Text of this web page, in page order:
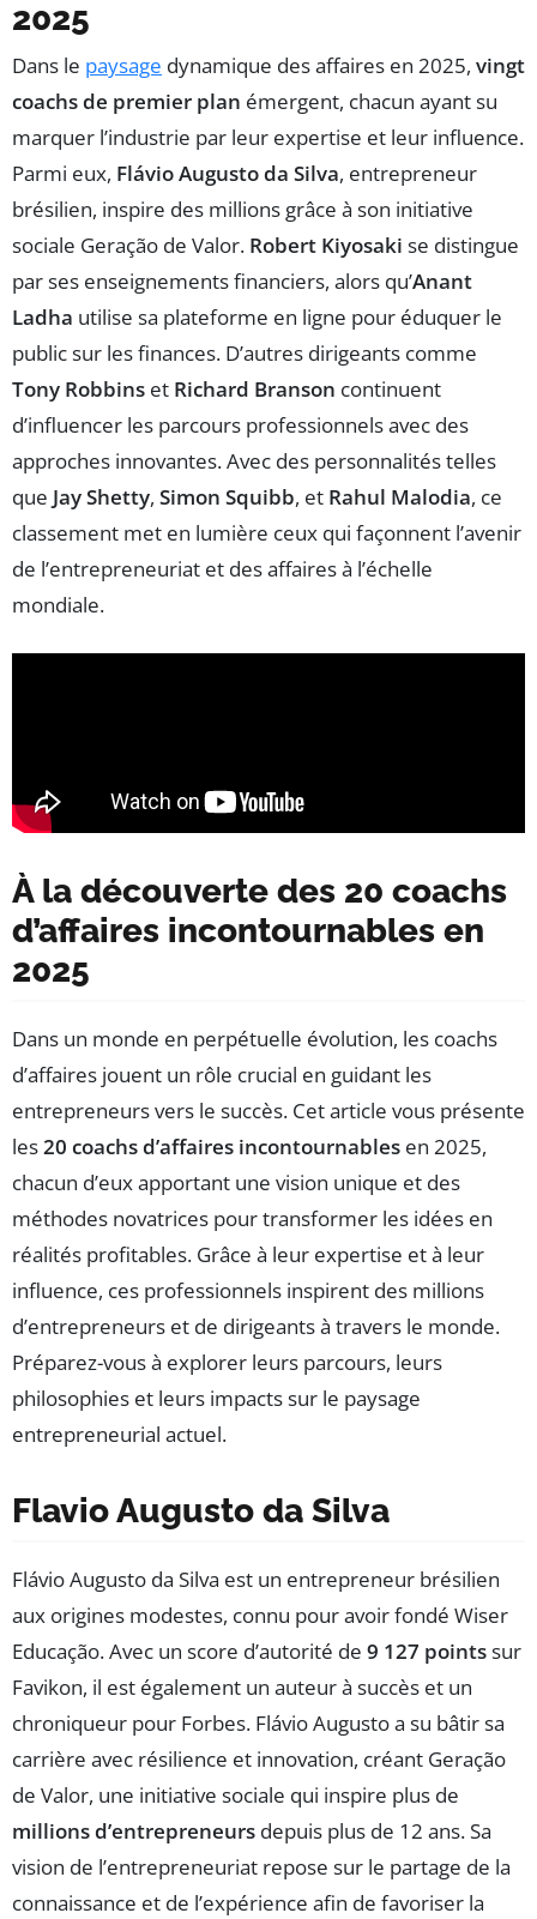
2025
Dans le paysage dynamique des affaires en 2025, vingt
coachs de premier plan émergent, chacun ayant su
marquer l’industrie par leur expertise et leur influence.
Parmi eux, Flávio Augusto da Silva, entrepreneur
brésilien, inspire des millions grâce à son initiative
sociale Geração de Valor. Robert Kiyosaki se distingue
par ses enseignements financiers, alors qu’Anant
Ladha utilise sa plateforme en ligne pour éduquer le
public sur les finances. D’autres dirigeants comme
Tony Robbins et Richard Branson continuent
d’influencer les parcours professionnels avec des
approches innovantes. Avec des personnalités telles
que Jay Shetty, Simon Squibb, et Rahul Malodia, ce
classement met en lumière ceux qui façonnent l’avenir
de l’entrepreneuriat et des affaires à l’échelle
mondiale.
À la découverte des 20 coachs
d’affaires incontournables en
2025
Dans un monde en perpétuelle évolution, les coachs
d’affaires jouent un rôle crucial en guidant les
entrepreneurs vers le succès. Cet article vous présente
les20 coachs d’affaires incontournables en 2025,
chacun d’eux apportant une vision unique et des
méthodes novatrices pour transformer les idées en
réalités profitables. Grâce à leur expertise et à leur
influence, ces professionnels inspirent des millions
d’entrepreneurs et de dirigeants à travers le monde.
Préparez-vous à explorer leurs parcours, leurs
philosophies et leurs impacts sur le paysage
entrepreneurial actuel.
Flavio Augusto da Silva
Flávio Augusto da Silva est un entrepreneur brésilien
aux origines modestes, connu pour avoir fondé Wiser
Educação. Avec un score d’autorité de 9 127 pointssur
Favikon, il est également un auteur à succès et un
chroniqueur pour Forbes. Flávio Augusto a su bâtir sa
carrière avec résilience et innovation, créant Geração
de Valor, une initiative sociale qui inspire plus de
millions d’entrepreneurs depuis plus de 12 ans. Sa
vision de l’entrepreneuriat repose sur le partage de la
connaissance et de l’expérience afin de favoriser la